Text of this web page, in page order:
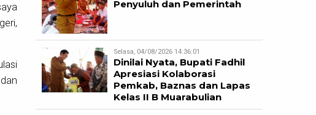
Penyuluh dan Pemerintah
Selasa, 04/08/2026 14:36:01
Dinilai Nyata, Bupati Fadhil
Apresiasi Kolaborasi
Pemkab, Baznas dan Lapas
Kelas II B Muarabulian